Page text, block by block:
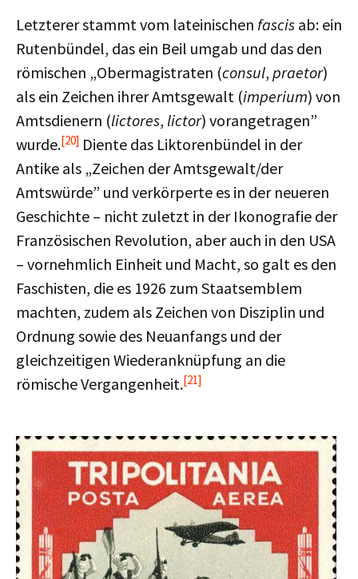
Letzterer stammt vom lateinischen fascis ab: ein
Rutenbündel, das ein Beil umgab und das den
römischen „Obermagistraten (consul, praetor)
als ein Zeichen ihrer Amtsgewalt (imperium) von
Amtsdienern (lictores, lictor) vorangetragen”
wurde.[20] Diente das Liktorenbündel in der
Antike als „Zeichen der Amtsgewalt/der
Amtswürde” und verkörperte es in der neueren
Geschichte – nicht zuletzt in der Ikonografie der
Französischen Revolution, aber auch in den USA
– vornehmlich Einheit und Macht, so galt es den
Faschisten, die es 1926 zum Staatsemblem
machten, zudem als Zeichen von Disziplin und
Ordnung sowie des Neuanfangs und der
gleichzeitigen Wiederanknüpfung an die
römische Vergangenheit.[21]